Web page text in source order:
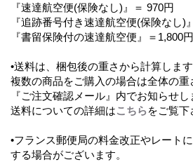
『速達航空便(保険なし)』＝ 970円
『追跡番号付き速達航空便(保険なし)
『書留保険付の速達航空便』＝1,800円
•送料は、梱包後の重さから計算します
複数の商品をご購入の場合は全体の重
『ご注文確認メール』内でお知らせし
送料についての詳細はこちらをご覧下
•フランス郵便局の料金改正やレート
する場合がございます。